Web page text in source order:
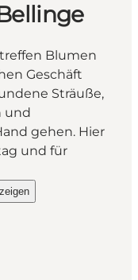
Blumen
Geschäft
Sträuße,
und
gehen. Hier
und für
Bellinge"
in Bellinge on_map